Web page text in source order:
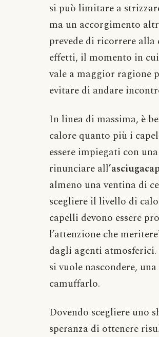
si può limitare a
ma un accorgimento
prevede di ricorrere
effetti, il momento in cui
vale a maggior ragione
evitare di andare
In linea di massima, è
calore quanto più i
essere impiegati con
rinunciare all’
almeno una ventina di
scegliere il livello di
capelli devono essere
l’attenzione che
dagli agenti
si vuole nascondere, una
camuffarlo.
Dovendo scegliere uno
speranza di ottenere